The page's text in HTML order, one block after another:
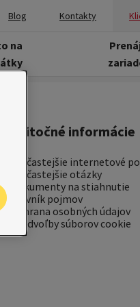
Blog Kontakty
na
Užitočné informácie
Najčastejšie internetové
Najčastejšie otázky
Dokumenty na stiahnutie
Slovník pojmov
Ochrana osobných údajov
Predvoľby súborov cookie